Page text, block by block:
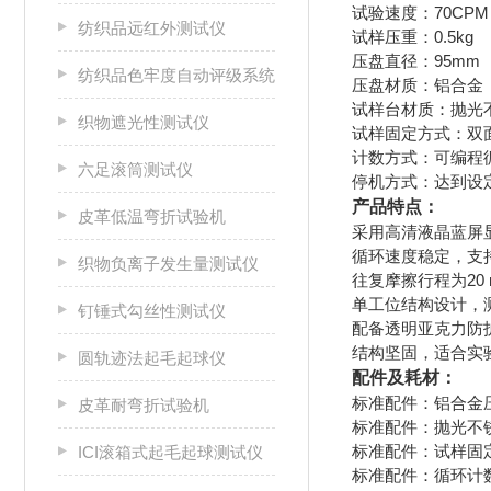
纺织品远红外测试仪
纺织品色牢度自动评级系统
织物遮光性测试仪
六足滚筒测试仪
皮革低温弯折试验机
织物负离子发生量测试仪
钉锤式勾丝性测试仪
圆轨迹法起毛起球仪
皮革耐弯折试验机
ICI滚箱式起毛起球测试仪
试验速度：
试样压重：0.5kg
压盘直径：95mm
压盘材质：铝合金
试样台材质：抛光
试样固定方式：双
计数方式：可编程
停机方式：达到设
产品特点：
采用高清液晶蓝屏
循环速度稳定，支
往复摩擦行程为
单工位结构设计，
配备透明亚克力防
结构坚固，适合实
配件及耗材：
标准配件：铝合金
标准配件：抛光不
标准配件：试样固
标准配件：循环计